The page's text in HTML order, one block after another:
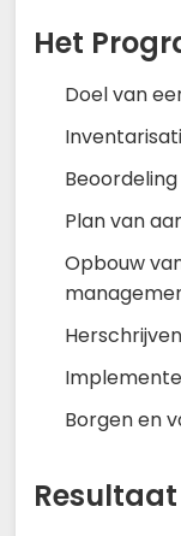
Het
Doel van
Plan van
Opbouw
Borgen en